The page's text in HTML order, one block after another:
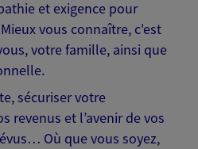
et exigence pour
vous connaître, c'est
votre famille, ainsi que
sécuriser votre
revenus et l’avenir de vos
Où que vous soyez,